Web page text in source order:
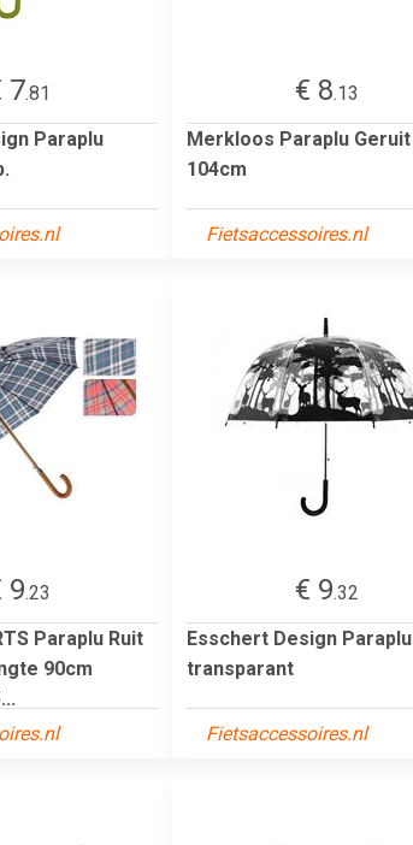
7.81
Paraplu
€ 8.13
Merkloos Paraplu Geruit
104cm
Fietsaccessoires.nl
9.23
Paraplu Ruit
90cm
€ 9.32
Esschert Design Paraplu
transparant
Fietsaccessoires.nl